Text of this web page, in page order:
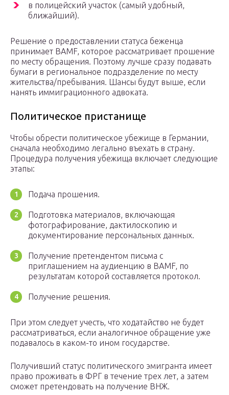
в полицейский участок (самый удобный,
ближайший).
Решение о предоставлении статуса беженца
принимает BAMF, которое рассматривает прошение
по месту обращения. Поэтому лучше сразу подавать
бумаги в региональное подразделение по месту
жительства/пребывания. Шансы будут выше, если
нанять иммиграционного адвоката.
Политическое пристанище
Чтобы обрести политическое убежище в Германии,
сначала необходимо легально въехать в страну.
Процедура получения убежища включает следующие
этапы:
Подача прошения.
Подготовка материалов, включающая
фотографирование, дактилоскопию и
документирование персональных данных.
Получение претендентом письма с
приглашением на аудиенцию в BAMF, по
результатам которой составляется протокол.
Получение решения.
При этом следует учесть, что ходатайство не будет
рассматриваться, если аналогичное обращение уже
подавалось в каком-то ином государстве.
Получивший статус политического эмигранта имеет
право проживать в ФРГ в течение трех лет, а затем
сможет претендовать на получение ВНЖ.